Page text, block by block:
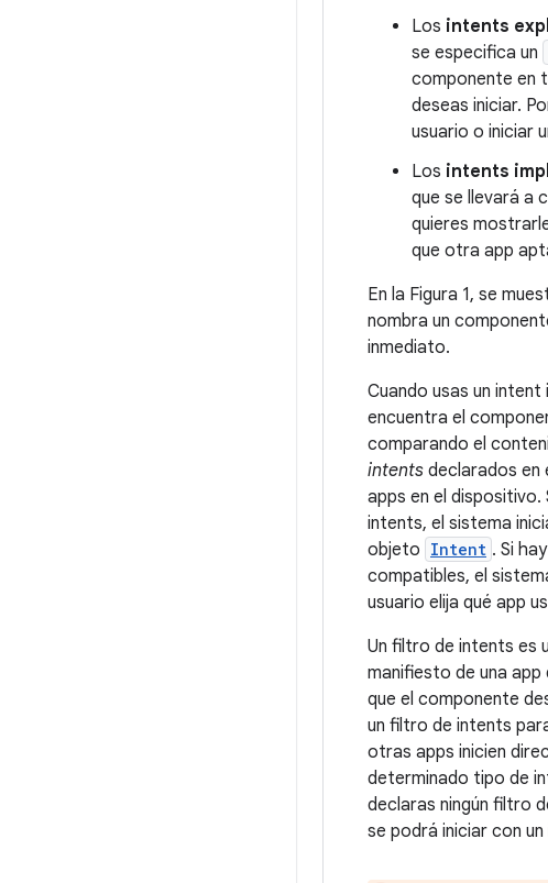
Los intents
se especifica un
componente en
deseas iniciar.
usuario o iniciar
Los intents
que se llevará a
quieres
que otra app
En la Figura 1, se
nombra un
inmediato.
Cuando usas un
encuentra el
comparando el
intents declarados en
apps en el
intents, el sistema
objeto Intent . Si
compatibles, el
usuario elija qué app
Un filtro de intents es
manifiesto de una
que el componente
un filtro de intents
otras apps inicien
determinado tipo de
declaras ningún filtro
se podrá iniciar con